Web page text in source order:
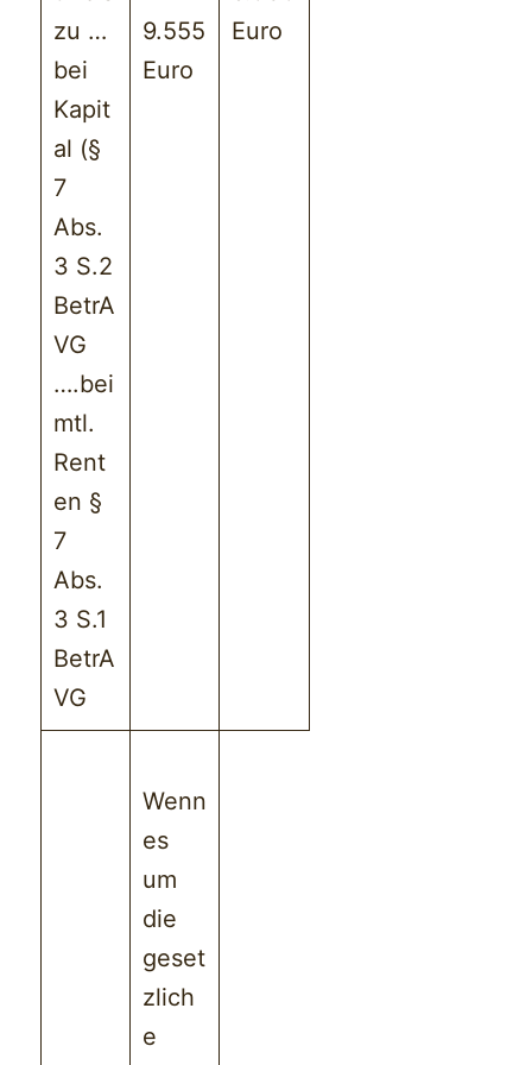
zu …
bei
Kapit
al (§
7
Abs.
3 S.2
BetrA
VG
….bei
mtl.
Rent
en §
7
Abs.
3 S.1
BetrA
VG
9.555
Euro
Euro
Wenn
es
um
die
geset
zlich
e